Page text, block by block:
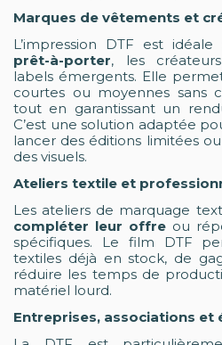
Marques de vêtements et
L’impression DTF est
prêt-à-porter, les
labels émergents. Elle
courtes ou moyennes sans
tout en garantissant un
C’est une solution adaptée
lancer des éditions limitées
des visuels.
Ateliers textile et
Les ateliers de marquage
compléter leur offre ou
spécifiques. Le film DTF
textiles déjà en stock, de
réduire les temps de
matériel lourd.
Entreprises, associations et